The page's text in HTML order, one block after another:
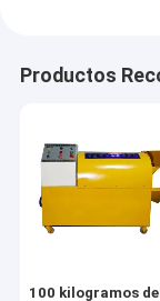
Productos
100 kilogramos del